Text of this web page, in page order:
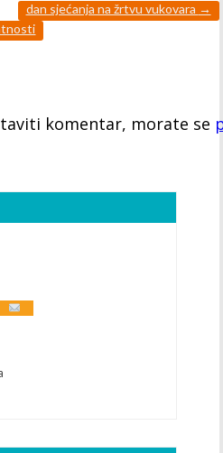
dan sjećanja na žrtvu vukovara →
komentar, morate se